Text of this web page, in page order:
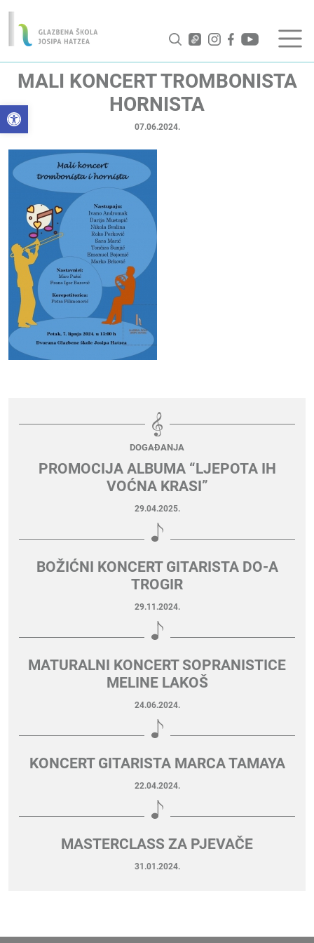
Open toolbar
MALI KONCERT TROMBONISTA
HORNISTA
07.06.2024.
DOGAĐANJA
PROMOCIJA ALBUMA “LJEPOTA IH
VOĆNA KRASI”
29.04.2025.
BOŽIĆNI KONCERT GITARISTA DO-A
TROGIR
29.11.2024.
MATURALNI KONCERT SOPRANISTICE
MELINE LAKOŠ
24.06.2024.
KONCERT GITARISTA MARCA TAMAYA
22.04.2024.
MASTERCLASS ZA PJEVAČE
31.01.2024.